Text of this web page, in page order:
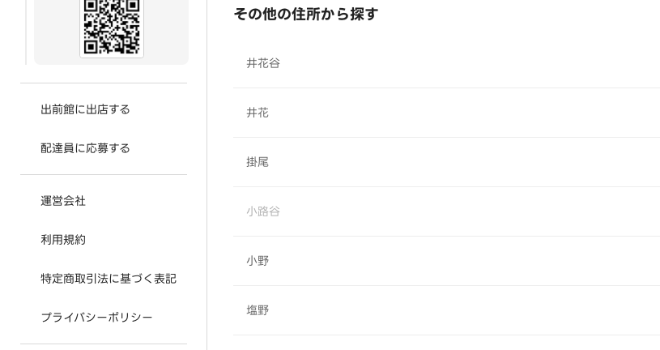
出前館に出店する
配達員に応募する
運営会社
利用規約
特定商取引法に基づく表記
プライバシーポリシー
その他の住所から探す
井花谷
井花
掛尾
小路谷
小野
塩野